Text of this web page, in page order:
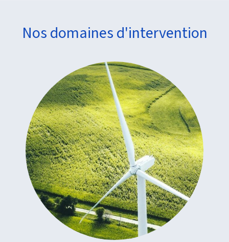
Nos domaines d'intervention